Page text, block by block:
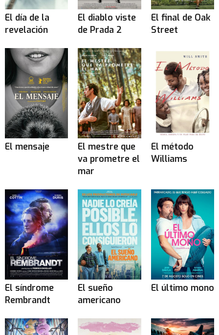
El día de la
revelación
El diablo viste
de Prada 2
El final de Oak
Street
El mensaje
El mestre que
va prometre el
mar
El método
Williams
El síndrome
Rembrandt
El sueño
americano
El último mono